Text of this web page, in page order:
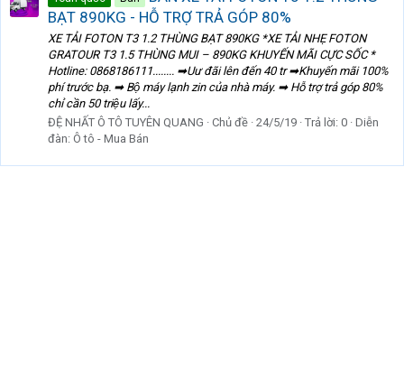
BẠT 890KG - HỖ TRỢ TRẢ GÓP 80%
XE TẢI FOTON T3 1.2 THÙNG BẠT 890KG *XE TẢI NHẸ FOTON
GRATOUR T3 1.5 THÙNG MUI – 890KG KHUYẾN MÃI CỰC SỐC *
Hotline: 0868186111........ ➡Uư đãi lên đến 40 tr ➡Khuyến mãi 100%
phí trước bạ. ➡ Bộ máy lạnh zin của nhà máy. ➡ Hỗ trợ trả góp 80%
chỉ cần 50 triệu lấy...
ĐỆ NHẤT Ô TÔ TUYÊN QUANG
Chủ đề 24/5/19 Trả lời: 0 Diễn
đàn: Ô tô - Mua Bán